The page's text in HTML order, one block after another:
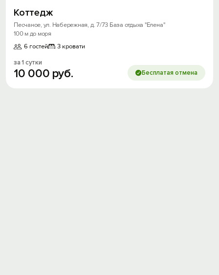
Коттедж
Песчаное, ул. Набережная, д. 7/73 База отдыха "Елена"
100 м до моря
6 гостей
3 кровати
за 1 сутки
10 000 руб. Бесплатая отмена